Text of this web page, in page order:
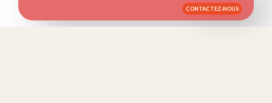
CONTACTEZ-NOUS